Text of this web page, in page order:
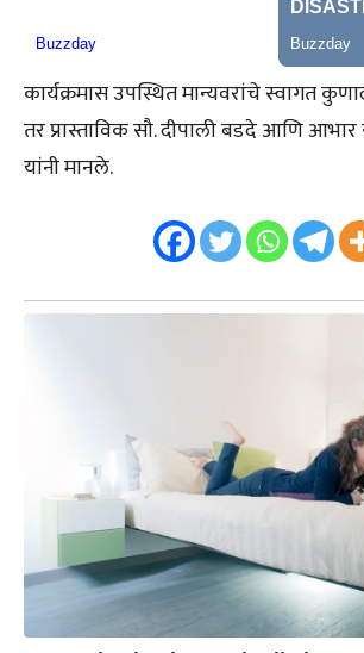
कार्यक्रमास उपस्थित मान्यवरांचे स्वागत
तर प्रास्ताविक सौ. दीपाली बडदे आणि
यांनी मानले.